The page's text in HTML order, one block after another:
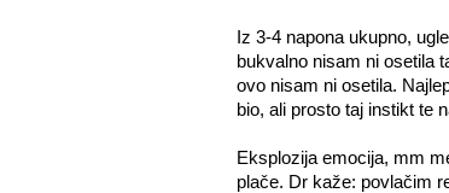
Iz 3-4 napona ukupno,
bukvalno nisam ni osetila
ovo nisam ni osetila.
bio, ali prosto taj instikt te
Eksplozija emocija, mm
plače. Dr kaže: povlačim